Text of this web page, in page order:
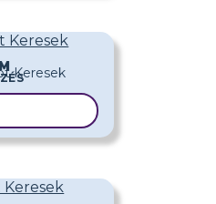
Keresek
Keresek